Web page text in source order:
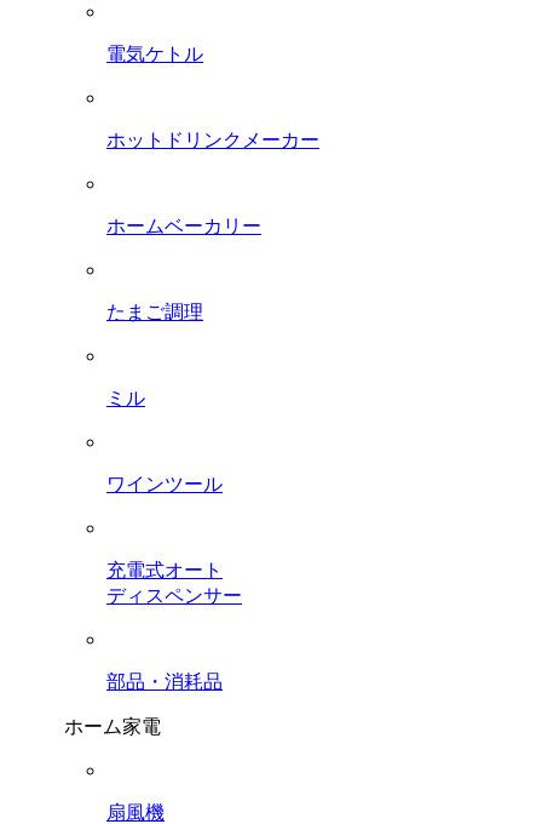
電気ケトル
ホットドリンクメーカー
ホームベーカリー
たまご調理
ミル
ワインツール
充電式オート
ディスペンサー
部品・消耗品
ホーム家電
扇風機